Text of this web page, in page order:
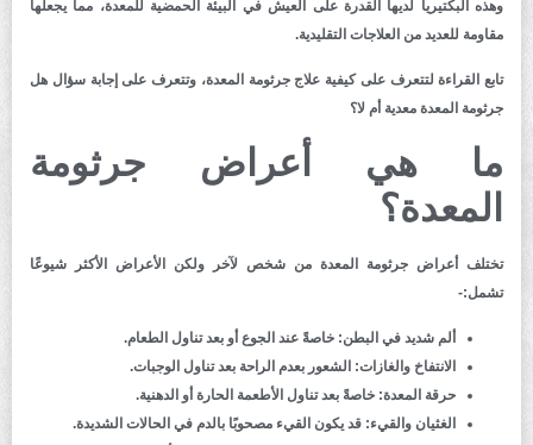
وهذه البكتيريا لديها القدرة على العيش في البيئة الحمضية للمعدة، مما يجعلها
مقاومة للعديد من العلاجات التقليدية.
تابع القراءة لتتعرف على كيفية علاج جرثومة المعدة، وتتعرف على إجابة سؤال هل
جرثومة المعدة معدية أم لا؟
ما هي أعراض جرثومة
المعدة؟
تختلف أعراض جرثومة المعدة من شخص لآخر ولكن الأعراض الأكثر شيوعًا
تشمل:-
ألم شديد في البطن: خاصةً عند الجوع أو بعد تناول الطعام.
الانتفاخ والغازات: الشعور بعدم الراحة بعد تناول الوجبات.
حرقة المعدة: خاصةً بعد تناول الأطعمة الحارة أو الدهنية.
الغثيان والقيء: قد يكون القيء مصحوبًا بالدم في الحالات الشديدة.